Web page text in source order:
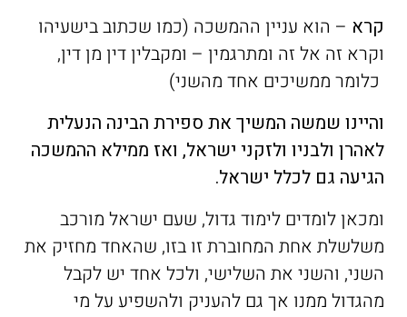
קרא – הוא עניין ההמשכה (כמו שכתוב בישעיהו
וקרא זה אל זה ומתרגמין – ומקבלין דין מן דין,
כלומר ממשיכים אחד מהשני)
והיינו שמשה המשיך את ספירת הבינה הנעלית
לאהרן ולבניו ולזקני ישראל, ואז ממילא ההמשכה
הגיעה גם לכלל ישראל.
ומכאן לומדים לימוד גדול, שעם ישראל מורכב
משלשלת אחת המחוברת זו בזו, שהאחד מחזיק את
השני, והשני את השלישי, ולכל אחד יש לקבל
מהגדול ממנו אך גם להעניק ולהשפיע על מי